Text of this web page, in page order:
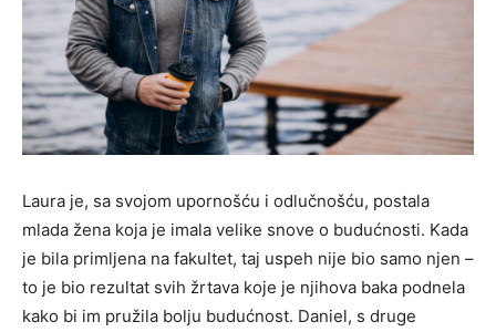
Laura je, sa svojom upornošću i odlučnošću, postala
mlada žena koja je imala velike snove o budućnosti. Kada
je bila primljena na fakultet, taj uspeh nije bio samo njen –
to je bio rezultat svih žrtava koje je njihova baka podnela
kako bi im pružila bolju budućnost. Daniel, s druge